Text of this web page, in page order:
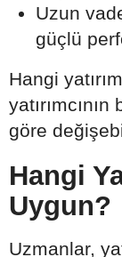
Uzun
güçlü
Hangi
göre
Hangi
Uygun?
Uzmanlar,